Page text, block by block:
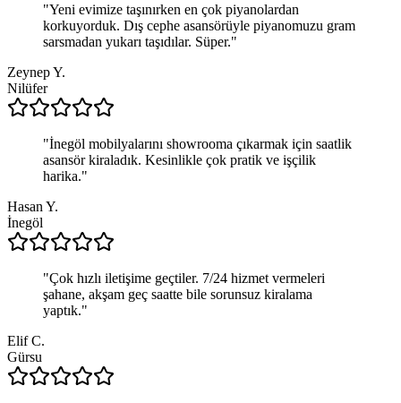
"Yeni evimize taşınırken en çok piyanolardan
korkuyorduk. Dış cephe asansörüyle piyanomuzu gram
sarsmadan yukarı taşıdılar. Süper."
Zeynep Y.
Nilüfer
"İnegöl mobilyalarını showrooma çıkarmak için saatlik
asansör kiraladık. Kesinlikle çok pratik ve işçilik
harika."
Hasan Y.
İnegöl
"Çok hızlı iletişime geçtiler. 7/24 hizmet vermeleri
şahane, akşam geç saatte bile sorunsuz kiralama
yaptık."
Elif C.
Gürsu